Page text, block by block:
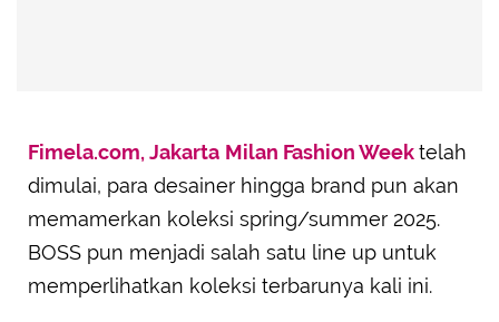
Fimela.com, Jakarta Milan Fashion Weektelah
dimulai, para desainer hingga brand pun akan
memamerkan koleksi spring/summer 2025.
BOSS pun menjadi salah satu line up untuk
memperlihatkan koleksi terbarunya kali ini.